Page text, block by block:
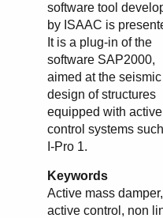
software tool
by ISAAC is
It is a plug-in of the
software SAP2000,
aimed at the seismic
design of structures
equipped with active
control systems
I-Pro 1.
Keywords
Active mass damper,
active control, non